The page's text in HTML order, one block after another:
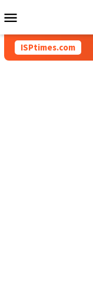
ke
Mobile
ISPtimes.com